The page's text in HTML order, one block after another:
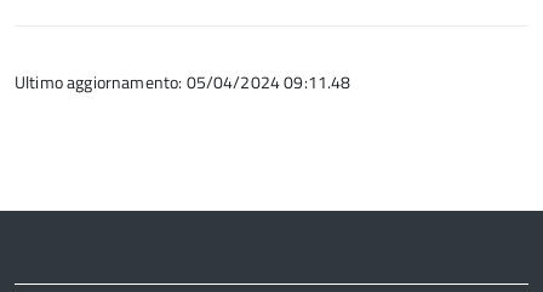
Ultimo aggiornamento: 05/04/2024 09:11.48